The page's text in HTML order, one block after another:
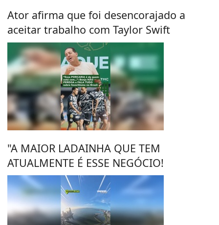
Ator afirma que foi desencorajado a
aceitar trabalho com Taylor Swift
"A MAIOR LADAINHA QUE TEM
ATUALMENTE É ESSE NEGÓCIO!